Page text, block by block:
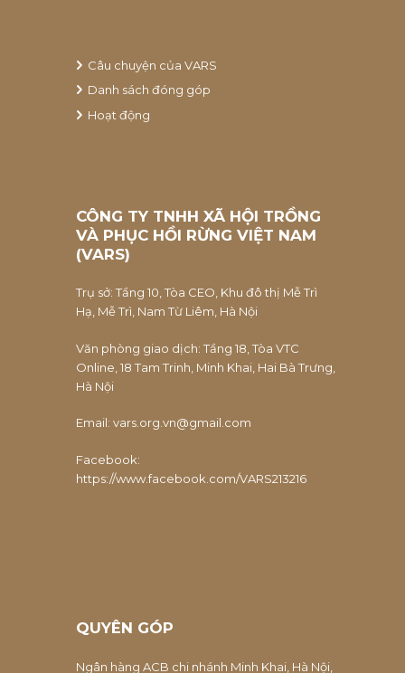
Câu chuyện của VARS
Danh sách đóng góp
Hoạt động
CÔNG TY TNHH XÃ HỘI TRỒNG
VÀ PHỤC HỒI RỪNG VIỆT NAM
(VARS)
Trụ sở: Tầng 10, Tòa CEO, Khu đô thị Mễ Trì
Hạ, Mễ Trì, Nam Từ Liêm, Hà Nội
Văn phòng giao dịch: Tầng 18, Tòa VTC
Online, 18 Tam Trinh, Minh Khai, Hai Bà Trưng,
Hà Nội
Email: vars.org.vn@gmail.com
Facebook:
https://www.facebook.com/VARS213216
QUYÊN GÓP
Ngân hàng ACB chi nhánh Minh Khai, Hà Nội,